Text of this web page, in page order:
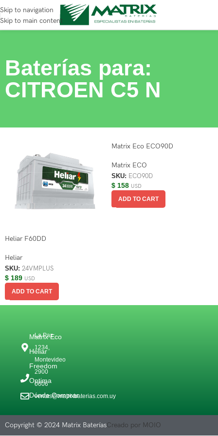
Skip to navigation
Skip to main content
Baterías para:
CITROEN C5 N
Heliar F60DD
Heliar
SKU: 24VMPLUS
$ 189 USD
ADD TO CART
Matrix Eco ECO90D
Matrix ECO
SKU: ECO90D
$ 158 USD
ADD TO CART
La Paz
1234,
Montevideo
2900
0606
ventas@matrixbaterias.com.uy
Matrix Eco
Heliar
Freedom
Optima
Dónde Comprar
Copyright © 2024 Matrix BateríasCreado por MOIO